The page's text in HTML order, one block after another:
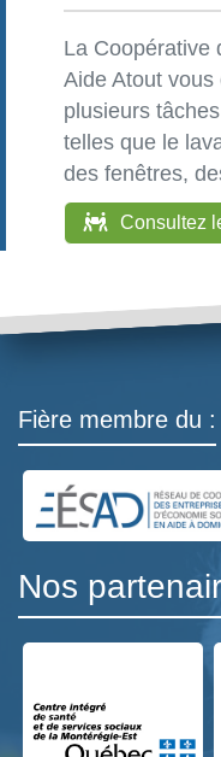
La Coopérative
Aide Atout
plusieurs
telles que le
des fenêtres,
Consultez
Fière membre du :
Nos